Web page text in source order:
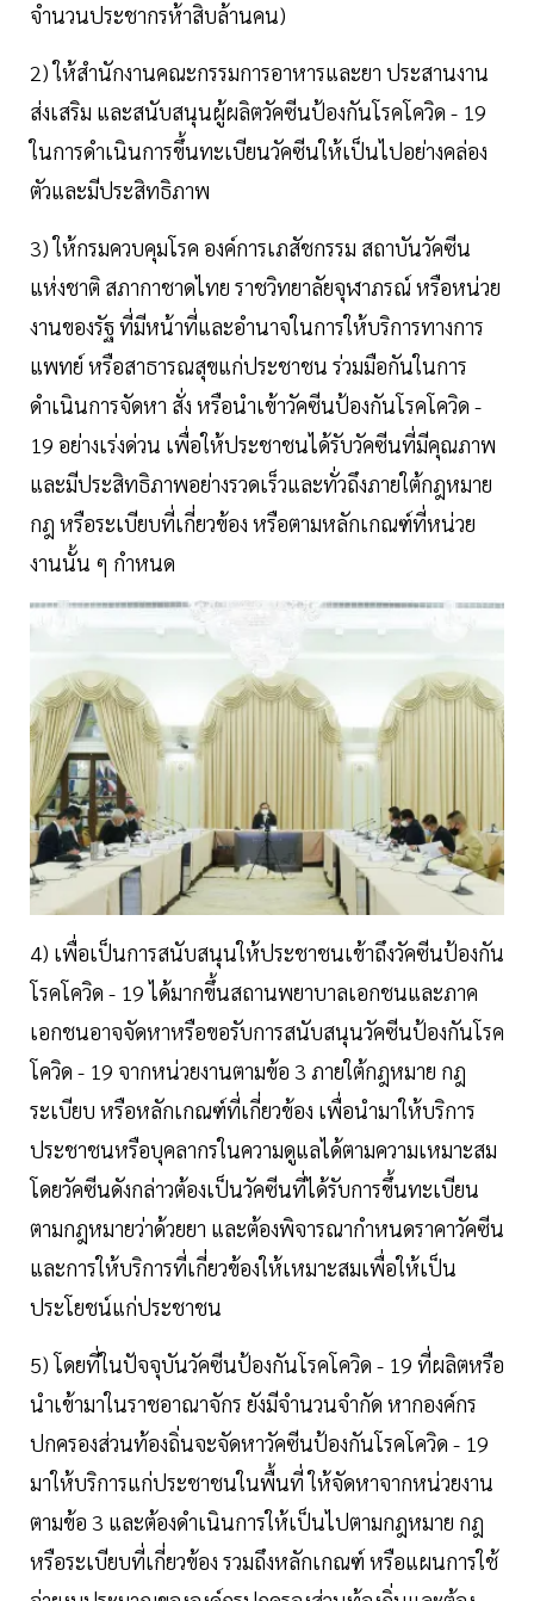
จำนวนประชากรห้าสิบล้านคน)
2) ให้สำนักงานคณะกรรมการอาหารและยา ประสานงาน
ส่งเสริม และสนับสนุนผู้ผลิตวัคซีนป้องกันโรคโควิด - 19
ในการดำเนินการขึ้นทะเบียนวัคซีนให้เป็นไปอย่างคล่อง
ตัวและมีประสิทธิภาพ
3) ให้กรมควบคุมโรค องค์การเภสัชกรรม สถาบันวัคซีน
แห่งชาติ สภากาชาดไทย ราชวิทยาลัยจุฬาภรณ์ หรือหน่วย
งานของรัฐ ที่มีหน้าที่และอำนาจในการให้บริการทางการ
แพทย์ หรือสาธารณสุขแก่ประชาชน ร่วมมือกันในการ
ดำเนินการจัดหา สั่ง หรือนำเข้าวัคซีนป้องกันโรคโควิด -
19 อย่างเร่งด่วน เพื่อให้ประชาชนได้รับวัคซีนที่มีคุณภาพ
และมีประสิทธิภาพอย่างรวดเร็วและทั่วถึงภายใต้กฎหมาย
กฎ หรือระเบียบที่เกี่ยวข้อง หรือตามหลักเกณฑ์ที่หน่วย
งานนั้น ๆ กำหนด
4) เพื่อเป็นการสนับสนุนให้ประชาชนเข้าถึงวัคซีนป้องกัน
โรคโควิด - 19 ได้มากขึ้นสถานพยาบาลเอกชนและภาค
เอกชนอาจจัดหาหรือขอรับการสนับสนุนวัคซีนป้องกันโรค
โควิด - 19 จากหน่วยงานตามข้อ 3 ภายใต้กฎหมาย กฎ
ระเบียบ หรือหลักเกณฑ์ที่เกี่ยวข้อง เพื่อนำมาให้บริการ
ประชาชนหรือบุคลากรในความดูแลได้ตามความเหมาะสม
โดยวัคซีนดังกล่าวต้องเป็นวัคซีนที่ได้รับการขึ้นทะเบียน
ตามกฎหมายว่าด้วยยา และต้องพิจารณากำหนดราคาวัคซีน
และการให้บริการที่เกี่ยวข้องให้เหมาะสมเพื่อให้เป็น
ประโยชน์แก่ประชาชน
5) โดยที่ในปัจจุบันวัคซีนป้องกันโรคโควิด - 19 ที่ผลิตหรือ
นำเข้ามาในราชอาณาจักร ยังมีจำนวนจำกัด หากองค์กร
ปกครองส่วนท้องถิ่นจะจัดหาวัคซีนป้องกันโรคโควิด - 19
มาให้บริการแก่ประชาชนในพื้นที่ ให้จัดหาจากหน่วยงาน
ตามข้อ 3 และต้องดำเนินการให้เป็นไปตามกฎหมาย กฎ
หรือระเบียบที่เกี่ยวข้อง รวมถึงหลักเกณฑ์ หรือแผนการใช้